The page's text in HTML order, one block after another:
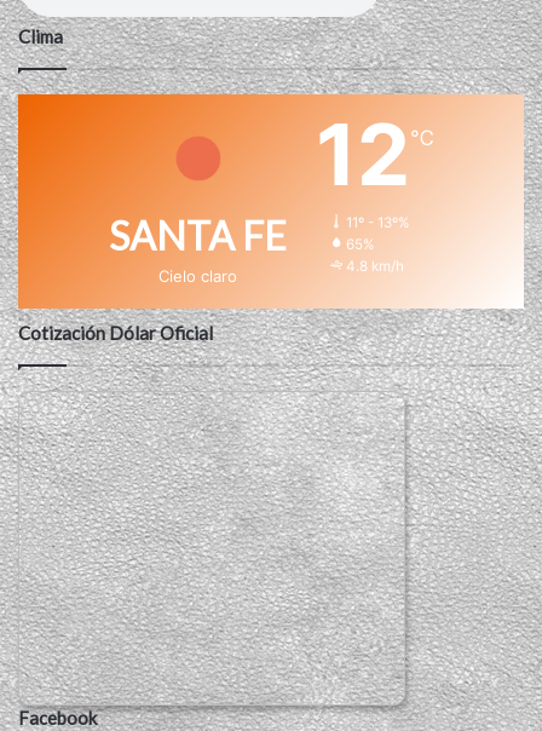
Clima
SANTA FE
Cielo claro
12℃
11º - 13º%
65%
4.8 km/h
Cotización Dólar Oficial
Facebook